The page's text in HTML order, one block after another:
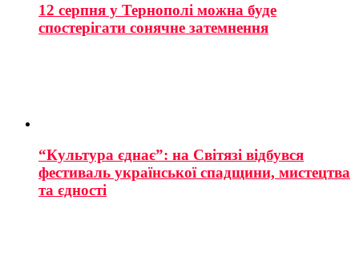
12 серпня у Тернополі можна буде
спостерігати сонячне затемнення
“Культура єднає”: на Світязі відбувся
фестиваль української спадщини, мистецтва
та єдності